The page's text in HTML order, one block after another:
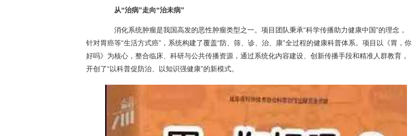
从“治病”走向“治未病”
消化系统肿瘤是我国高发的恶性肿瘤类型之一。项目团队秉承“科学传播助力健康中国”的理念，
针对胃癌等“生活方式癌”，系统构建了覆盖“防、筛、诊、治、康”全过程的健康科普体系。项目以《胃，你
好吗》为核心，整合临床、科研与公共传播资源，通过系统化内容建设、创新传播手段和精准人群教育，
开创了“以科普促防治、以知识强健康”的新模式。